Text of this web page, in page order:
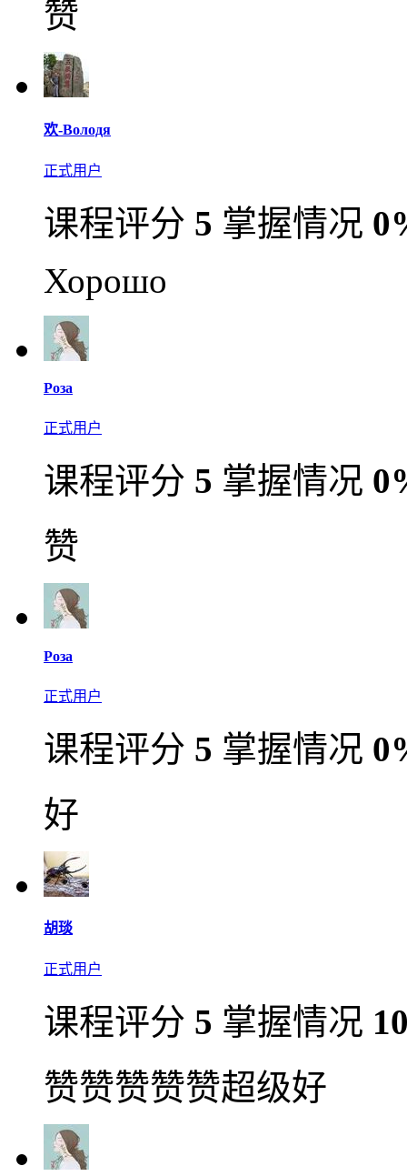
赞
欢-Володя
正式用户
课程评分 5 掌握情况
Хорошо
Роза
正式用户
课程评分 5 掌握情况
赞
Роза
正式用户
课程评分 5 掌握情况
好
胡琰
正式用户
课程评分 5 掌握情况
赞赞赞赞赞超级好